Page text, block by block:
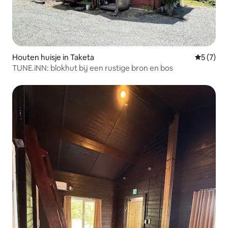
Houten huisje in Taketa
5 (7)
TUNE.iNN: blokhut bij een rustige bron en bos